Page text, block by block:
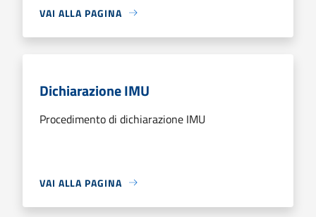
VAI ALLA PAGINA
Dichiarazione IMU
Procedimento di dichiarazione IMU
VAI ALLA PAGINA